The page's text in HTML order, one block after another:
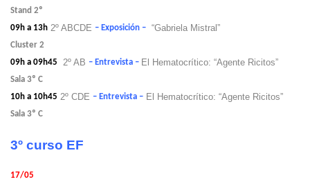
Stand 2º
09h a 13h 2º ABCDE – Exposición – “Gabriela Mistral”
Cluster 2
09h a 09h45
2º AB – Entrevista – El Hematocrítico: “Agente Ricitos”
Sala 3º C
10h a 10h45 2º CDE – Entrevista – El Hematocrítico: “Agente Ricitos”
Sala 3º C
3º curso EF
17/05